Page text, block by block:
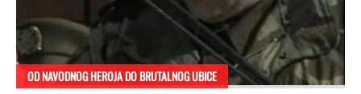
OD NAVODNOG HEROJA DO BRUTALNOG UBICE